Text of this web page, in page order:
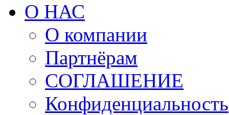
О НАС
О компании
Партнёрам
СОГЛАШЕНИЕ
Конфиденциальность